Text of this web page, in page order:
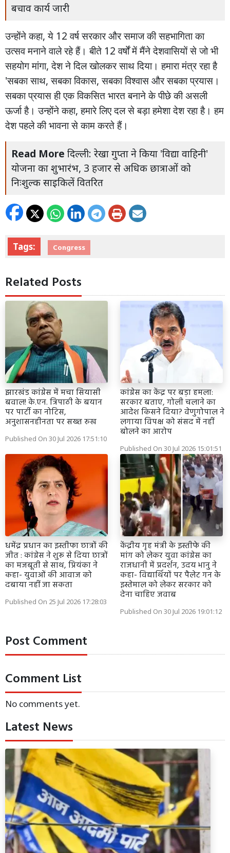
बचाव कार्य जारी
उन्होंने कहा,ये 12वर्ष सरकार और समाज की सहभागिता का
उत्सव मनाने वाले रहे हैं। बीते 12वर्षों में मैंने देशवासियों से जो भी
सहयोग मांगा,देश ने दिल खोलकर साथ दिया। हमारा मंत्र रहा है
'सबका साथ,सबका विकास,सबका विश्वास और सबका प्रयास।
सबका प्रयास ही एक विकसित भारत बनाने के पीछे की असली
ऊर्जा है। उन्होंने कहा,हमारे लिए दल से बड़ा हमेशा देश रहा है। हम
देश पहले की भावना से काम करते हैं।
Read More दिल्ली: रेखा गुप्ता ने किया 'विद्या वाहिनी'
योजना का शुभारंभ, 3 हजार से अधिक छात्राओं को
निःशुल्क साइकिलें वितरित
Tags: Congress
Related Posts
झारखंड कांग्रेस में मचा सियासी
बवाल! के.एन. त्रिपाठी के बयान
पर पार्टी का नोटिस,
अनुशासनहीनता पर सख्त रुख
Published On 30 Jul 2026 17:51:10
कांग्रेस का केंद्र पर बड़ा हमला:
सरकार बताए, गोली चलाने का
आदेश किसने दिया? वेणुगोपाल ने
लगाया विपक्ष को संसद में नहीं
बोलने का आरोप
Published On 30 Jul 2026 15:01:51
धमेंद्र प्रधान का इस्तीफा छात्रों की
जीत : कांग्रेस ने शुरू से दिया छात्रों
का मजबूती से साथ, प्रियंका ने
कहा- युवाओं की आवाज को
दबाया नहीं जा सकता
Published On 25 Jul 2026 17:28:03
केंद्रीय गृह मंत्री के इस्तीफे की
मांग को लेकर युवा कांग्रेस का
राजधानी में प्रदर्शन, उदय भानु ने
कहा- विद्यार्थियों पर पैलेट गन के
इस्तेमाल को लेकर सरकार को
देना चाहिए जवाब
Published On 30 Jul 2026 19:01:12
Post Comment
Comment List
No comments yet.
Latest News